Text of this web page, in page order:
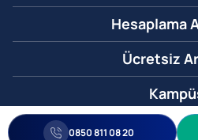
Hesaplama
Ücretsiz
0850 811 08 20
0850 811 08 20